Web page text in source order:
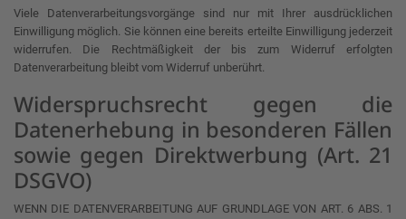
Viele Datenverarbeitungsvorgänge sind nur mit Ihrer ausdrücklichen
Einwilligung möglich. Sie können eine bereits erteilte Einwilligung jederzeit
widerrufen. Die Rechtmäßigkeit der bis zum Widerruf erfolgten
Datenverarbeitung bleibt vom Widerruf unberührt.
Widerspruchsrecht gegen die
Datenerhebung in besonderen Fällen
sowie gegen Direktwerbung (Art. 21
DSGVO)
WENN DIE DATENVERARBEITUNG AUF GRUNDLAGE VON ART. 6 ABS. 1